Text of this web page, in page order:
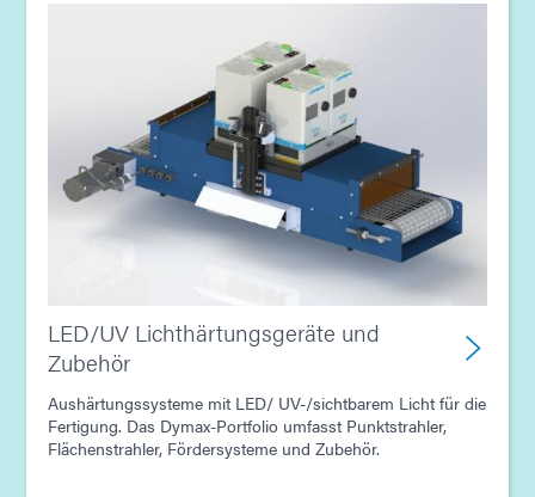
LED/UV Lichthärtungsgeräte und
Zubehör
Aushärtungssysteme mit LED/ UV-/sichtbarem Licht für die
Fertigung. Das Dymax-Portfolio umfasst Punktstrahler,
Flächenstrahler, Fördersysteme und Zubehör.